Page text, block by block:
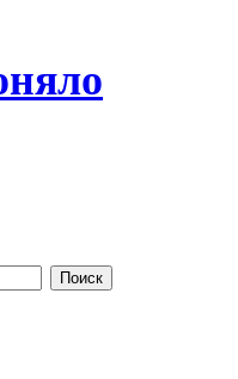
Поиск